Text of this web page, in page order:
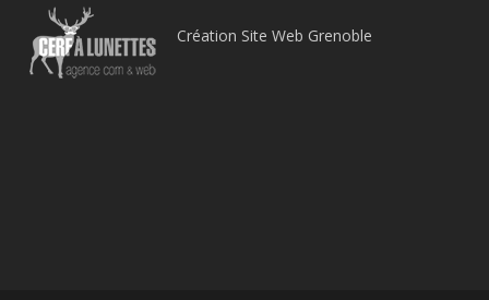
Création Site Web Grenoble